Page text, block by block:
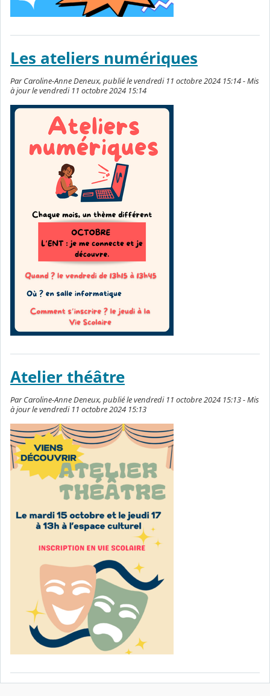
Les ateliers numériques
Par Caroline-Anne Deneux, publié le vendredi 11 octobre 2024 15:14 - Mis
à jour le vendredi 11 octobre 2024 15:14
Atelier théâtre
Par Caroline-Anne Deneux, publié le vendredi 11 octobre 2024 15:13 - Mis
à jour le vendredi 11 octobre 2024 15:13